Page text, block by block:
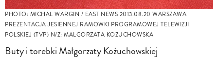
PHOTO: MICHAL WARGIN / EAST NEWS 2013.08.20 WARSZAWA
PREZENTACJA JESIENNEJ RAMOWKI PROGRAMOWEJ TELEWIZJI
POLSKIEJ (TVP) N/Z: MALGORZATA KOZUCHOWSKA
Buty i torebki Małgorzaty Kożuchowskiej